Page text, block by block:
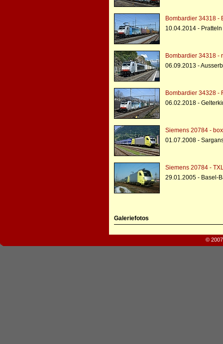
Bombardier 34318 -
10.04.2014 - Pratteln
Bombardier 34318 -
06.09.2013 -
Bombardier 34328 -
06.02.2018 -
Siemens 20784 -
01.07.2008 -
Siemens 20784 -
29.01.2005 - Basel-
Galeriefotos
©